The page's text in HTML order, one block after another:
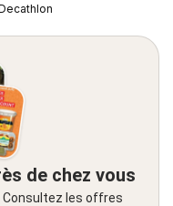
de chez vous
Consultez les offres